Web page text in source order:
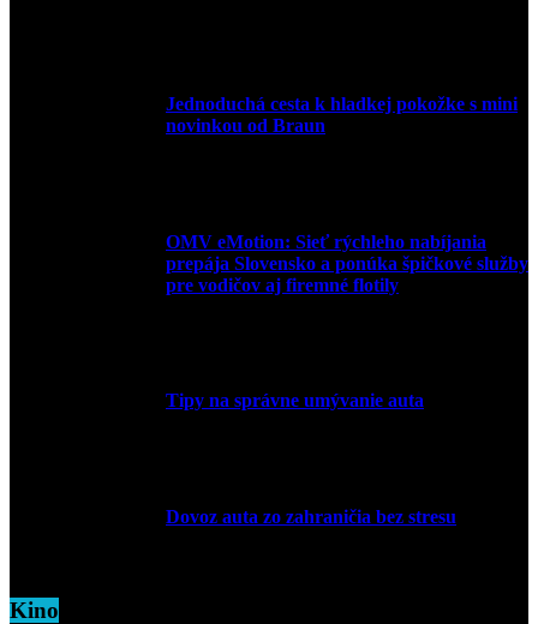
Jednoduchá cesta k hladkej pokožke s mini
novinkou od Braun
OMV eMotion: Sieť rýchleho nabíjania
prepája Slovensko a ponúka špičkové služby
pre vodičov aj firemné flotily
Tipy na správne umývanie auta
Dovoz auta zo zahraničia bez stresu
Kino